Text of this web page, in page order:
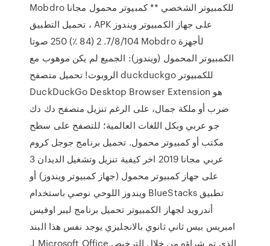
Mobdro للكمبيوتر الشخصي ** كمبيوتر محمول مجانا
تحميل التطبيق ، APK على جهاز الكمبيوتر ويندوز
7/8/104. 2 (84 ٪) 250 صوتا Mobdro لأجهزة
الكمبيوتر المحمول (ويندوز): الجميع لم يكن موهوب مع
الروبوت! تحميل متصفح duckduckgo للكمبيوتر
DuckDuckGo Desktop Browser Extension هو
ضرب أو ملكة جمال، على الرغم تنزيل متصفح دك دك
جو عربي وبكل اللغات العالمية؛ للتصفح على سطح
مكتب أو كمبيوتر محمول. تحميل برنامج جوجل كروم
عربي مجانا 2019 اخر كيفية تنزيل وتشغيل الديدان 3
على جهاز كمبيوتر محمول (جهاز كمبيوتر ويندوز) أو
ويندوز اللوحي نوصي باستخدام BlueStacks تطبيق
أندرويد لجهاز الكمبيوتر تحميل برنامج ليبر اوفيس
امبريس بيس ثاني ثانوي بالانجليزي يوجد نفس هذا البند
لـ Microsoft Office الذي تم شراؤه من خلال الترخيص